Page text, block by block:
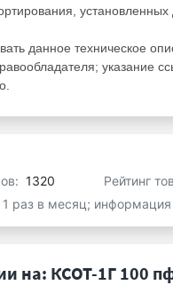
установленных
данное техническое
указание
1320 Рейтинг
1 раз в месяц;
на: КСОТ-1Г 100